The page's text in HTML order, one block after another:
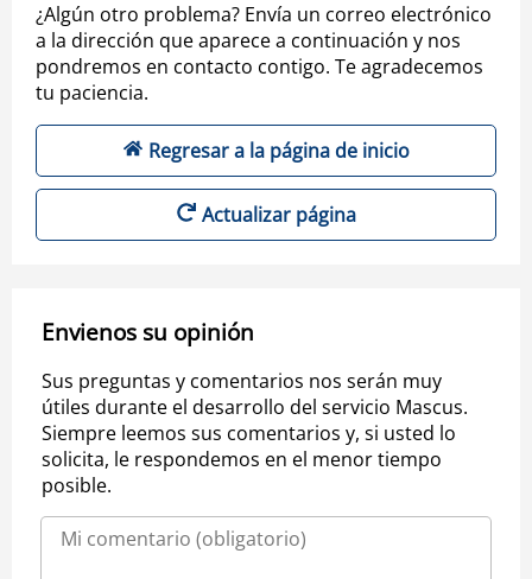
¿Algún otro problema? Envía un correo electrónico
a la dirección que aparece a continuación y nos
pondremos en contacto contigo. Te agradecemos
tu paciencia.
Regresar a la página de inicio
Actualizar página
Envienos su opinión
Sus preguntas y comentarios nos serán muy
útiles durante el desarrollo del servicio Mascus.
Siempre leemos sus comentarios y, si usted lo
solicita, le respondemos en el menor tiempo
posible.